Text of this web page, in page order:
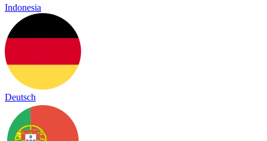
Indonesia
Deutsch